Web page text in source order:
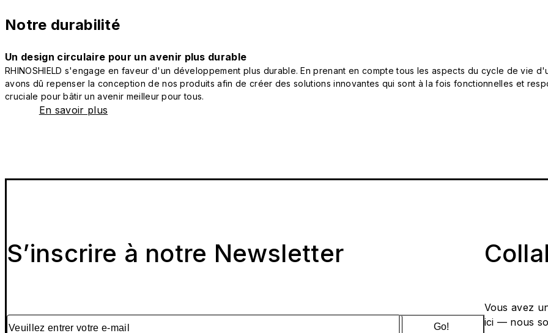
Notre durabilité
Un design circulaire pour un avenir plus durable
RHINOSHIELD s'engage en faveur d'un développement plus durable. En prenant en compte tous les aspects du cycle de vie
avons dû repenser la conception de nos produits afin de créer des solutions innovantes qui sont à la fois fonctionnelles et
cruciale pour bâtir un avenir meilleur pour tous.
En savoir plus
S’inscrire à notre Newsletter
Veuillez entrer votre e-mail
Go!
Vous avez
ici — nous